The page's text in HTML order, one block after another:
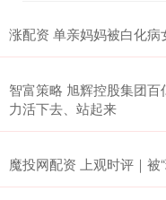
涨配资 单亲妈妈被白化病
智富策略 旭辉控股集团
力活下去、站起来
魔投网配资 上观时评｜被